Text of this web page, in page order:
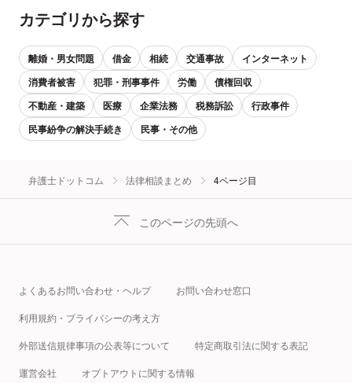
カテゴリから探す
離婚・男女問題 借金 相続 交通事故
インターネット
消費者被害
犯罪・刑事事件 労働
債権回収
不動産・建築
医療 企業法務 税務訴訟
行政事件
民事紛争の解決手続き
民事・その他
弁護士ドットコム 法律相談まとめ 4ページ目
このページの先頭へ
よくあるお問い合わせ・ヘルプ お問い合わせ窓口
利用規約・プライバシーの考え方
外部送信規律事項の公表等について 特定商取引法に関する表記
運営会社 オプトアウトに関する情報